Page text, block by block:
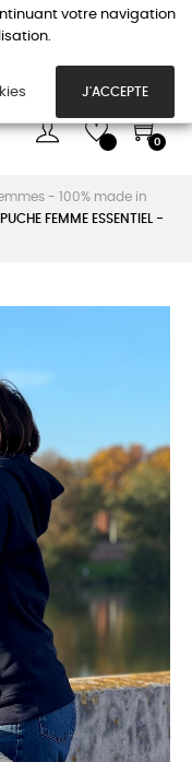
la
0
- 100% made in
FEMME ESSENTIEL -
votre navigation
J'ACCEPTE